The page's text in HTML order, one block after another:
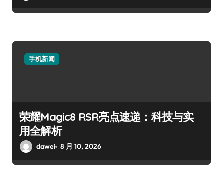
手机新闻
荣耀Magic8 RSR亮点速递：科技与实
用全解析
dawei 8 月 10, 2026